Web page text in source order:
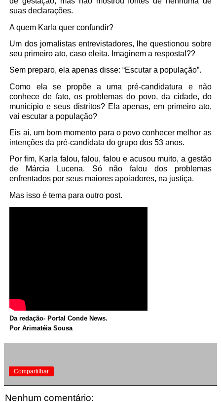
suas declarações.
A quem Karla quer confundir?
Um dos jornalistas entrevistadores, lhe questionou sobre
seu primeiro ato, caso eleita. Imaginem a resposta!??
Sem preparo, ela apenas disse: “Escutar a população”.
Como ela se propõe a uma pré-candidatura e não
conhece de fato, os problemas do povo, da cidade, do
município e seus distritos? Ela apenas, em primeiro ato,
vai escutar a população?
Eis ai, um bom momento para o povo conhecer melhor as
intenções da pré-candidata do grupo dos 53 anos.
Por fim, Karla falou, falou, falou e acusou muito, a gestão
de Márcia Lucena. Só não falou dos problemas
enfrentados por seus maiores apoiadores, na justiça.
Mas isso é tema para outro post.
Da redação- Portal Conde News.
Por Arimatéia Sousa
Compartilhar
Nenhum comentário: